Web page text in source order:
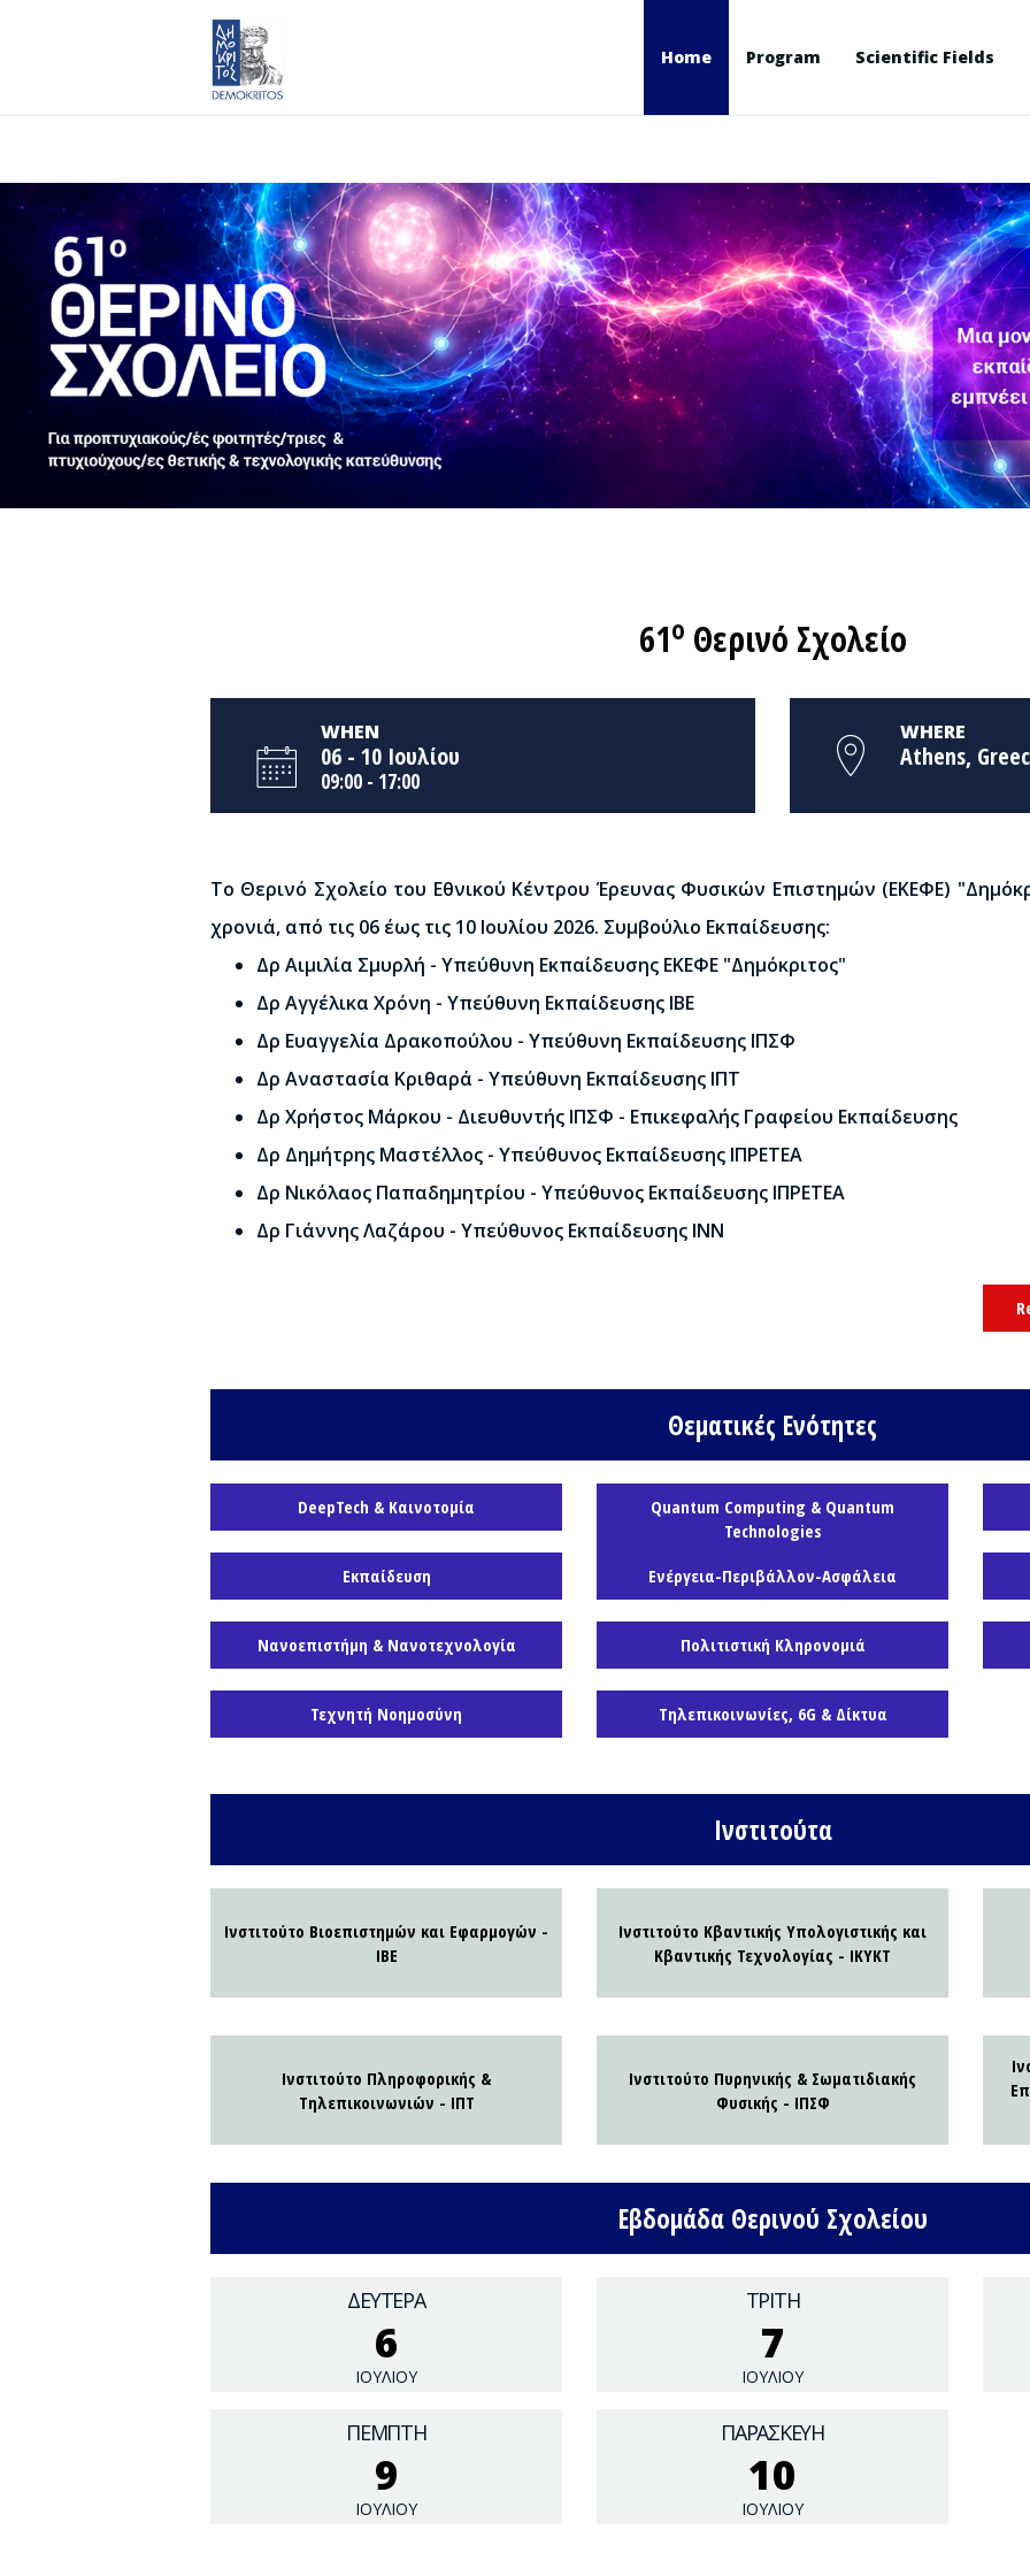
Home Program Scientific Fields
61ο Θερινό Σχολείο
WHEN
06 - 10 Ιουλίου
09:00 - 17:00
WHERE
Athens,
Το Θερινό Σχολείο του Εθνικού Κέντρου Έρευνας Φυσικών Επιστημών (ΕΚΕΦΕ)
χρονιά, από τις 06 έως τις 10 Ιουλίου 2026. Συμβούλιο Εκπαίδευσης:
Δρ Αιμιλία Σμυρλή - Υπεύθυνη Εκπαίδευσης ΕΚΕΦΕ "Δημόκριτος"
Δρ Αγγέλικα Χρόνη - Υπεύθυνη Εκπαίδευσης ΙΒΕ
Δρ Ευαγγελία Δρακοπούλου - Υπεύθυνη Εκπαίδευσης ΙΠΣΦ
Δρ Αναστασία Κριθαρά - Υπεύθυνη Εκπαίδευσης ΙΠΤ
Δρ Χρήστος Μάρκου - Διευθυντής ΙΠΣΦ - Επικεφαλής Γραφείου Εκπαίδευσης
Δρ Δημήτρης Μαστέλλος - Υπεύθυνος Εκπαίδευσης ΙΠΡΕΤΕΑ
Δρ Νικόλαος Παπαδημητρίου - Υπεύθυνος Εκπαίδευσης ΙΠΡΕΤΕΑ
Δρ Γιάννης Λαζάρου - Υπεύθυνος Εκπαίδευσης ΙΝΝ
Θεματικές Ενότητες
DeepTech & Καινοτομία
Quantum Computing & Quantum
Technologies
Εκπαίδευση Ενέργεια-Περιβάλλον-Ασφάλεια
Νανοεπιστήμη & Νανοτεχνολογία Πολιτιστική Κληρονομιά
Τεχνητή Νοημοσύνη Τηλεπικοινωνίες, 6G & Δίκτυα
Ινστιτούτα
Ινστιτούτο Βιοεπιστημών και Εφαρμογών -
ΙΒΕ
Ινστιτούτο Κβαντικής Υπολογιστικής και
Κβαντικής Τεχνολογίας - ΙΚΥΚΤ
Ινστιτούτο Πληροφορικής &
Τηλεπικοινωνιών - ΙΠΤ
Ινστιτούτο Πυρηνικής & Σωματιδιακής
Φυσικής - ΙΠΣΦ
Εβδομάδα Θερινού Σχολείου
ΔΕΥΤΕΡΑ
6
ΙΟΥΛΙΟΥ
ΤΡΙΤΗ
7
ΙΟΥΛΙΟΥ
ΠΕΜΠΤΗ
9
ΙΟΥΛΙΟΥ
ΠΑΡΑΣΚΕΥΗ
10
ΙΟΥΛΙΟΥ